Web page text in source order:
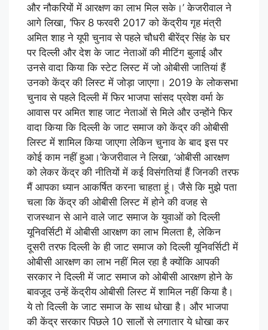
और नौकरियों में आरक्षण का लाभ मिल सके।’ केजरीवाल ने
आगे लिखा, ‘फिर 8 फरवरी 2017 को केंद्रीय गृह मंत्री
अमित शाह ने यूपी चुनाव से पहले चौधरी बीरेंद्र सिंह के घर
पर दिल्ली और देश के जाट नेताओं की मीटिंग बुलाई और
उनसे वादा किया कि स्टेट लिस्ट में जो ओबीसी जातियां हैं
उनको केंद्र की लिस्ट में जोड़ा जाएगा। 2019 के लोकसभा
चुनाव से पहले दिल्ली में फिर भाजपा सांसद प्रवेश वर्मा के
आवास पर अमित शाह जाट नेताओं से मिले और उन्होंने फिर
वादा किया कि दिल्ली के जाट समाज को केंद्र की ओबीसी
लिस्ट में शामिल किया जाएगा लेकिन चुनाव के बाद इस पर
कोई काम नहीं हुआ।’केजरीवाल ने लिखा, ‘ओबीसी आरक्षण
को लेकर केंद्र की नीतियों में कई विसंगतियां हैं जिनकी तरफ
मैं आपका ध्यान आकर्षित करना चाहता हूं। जैसे कि मुझे पता
चला कि केंद्र की ओबीसी लिस्ट में होने की वजह से
राजस्थान से आने वाले जाट समाज के युवाओं को दिल्ली
यूनिवर्सिटी में ओबीसी आरक्षण का लाभ मिलता है, लेकिन
दूसरी तरफ दिल्ली के ही जाट समाज को दिल्ली यूनिवर्सिटी में
ओबीसी आरक्षण का लाभ नहीं मिल रहा है क्योंकि आपकी
सरकार ने दिल्ली में जाट समाज को ओबीसी आरक्षण होने के
बावजूद उन्हें केंद्रीय ओबीसी लिस्ट में शामिल नहीं किया है।
ये तो दिल्ली के जाट समाज के साथ धोखा है। और भाजपा
की केंद्र सरकार पिछले 10 सालों से लगातार ये धोखा कर